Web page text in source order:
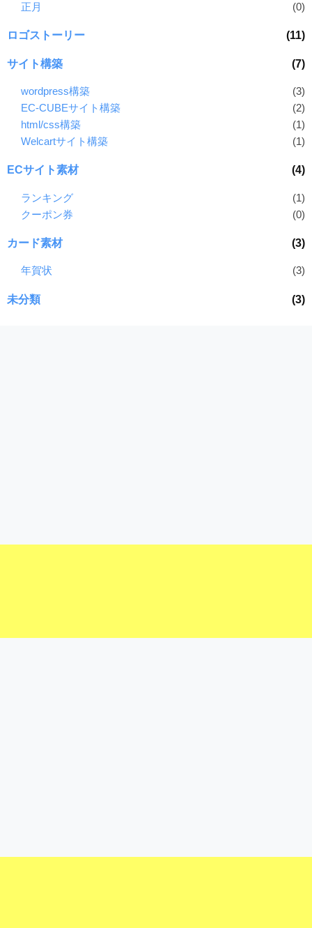
正月
(0)
ロゴストーリー (11)
サイト構築 (7)
wordpress構築
(3)
EC-CUBEサイト構築
(2)
html/css構築
(1)
Welcartサイト構築
(1)
ECサイト素材 (4)
ランキング
(1)
クーポン券
(0)
カード素材 (3)
年賀状 (3)
未分類 (3)